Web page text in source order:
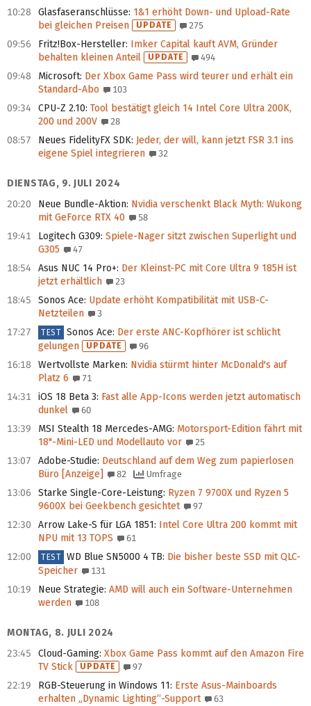
10:28 Glasfaseranschlüsse: 1&1 erhöht Down- und Upload-Rate
bei gleichen Preisen
UPDATE 275
09:56 Fritz!Box-Hersteller: Imker Capital kauft AVM, Gründer
behalten kleinen Anteil
UPDATE 494
09:48 Microsoft: Der Xbox Game Pass wird teurer und erhält ein
Standard-Abo
103
09:34 CPU-Z 2.10: Tool bestätigt gleich 14 Intel Core Ultra 200K,
200 und 200V
28
08:57 Neues FidelityFX SDK: Jeder, der will, kann jetzt FSR 3.1 ins
eigene Spiel integrieren
32
DIENSTAG, 9. JULI 2024
20:20
Neue Bundle-Aktion: Nvidia verschenkt Black Myth: Wukong
mit GeForce RTX 40
58
19:41 Logitech G309: Spiele-Nager sitzt zwischen Superlight und
G305
47
18:54 Asus NUC 14 Pro+: Der Kleinst-PC mit Core Ultra 9 185H ist
jetzt erhältlich
23
18:45 Sonos Ace: Update erhöht Kompatibilität mit USB-C-
Netzteilen
3
17:27 TEST Sonos Ace: Der erste ANC-Kopfhörer ist schlicht
gelungen
UPDATE 96
16:18 Wertvollste Marken: Nvidia stürmt hinter McDonald's auf
Platz 6
71
14:31 iOS 18 Beta 3: Fast alle App-Icons werden jetzt automatisch
dunkel
60
13:39 MSI Stealth 18 Mercedes-AMG: Motorsport-Edition fährt mit
18"-Mini-LED und Modellauto vor
25
13:07 Adobe-Studie: Deutschland auf dem Weg zum papierlosen
Büro [Anzeige]
82 Umfrage
13:06 Starke Single-Core-Leistung: Ryzen 7 9700X und Ryzen 5
9600X bei Geekbench gesichtet
97
12:30 Arrow Lake-S für LGA 1851: Intel Core Ultra 200 kommt mit
NPU mit 13 TOPS
61
12:00 TEST WD Blue SN5000 4 TB: Die bisher beste SSD mit QLC-
Speicher
131
10:19 Neue Strategie: AMD will auch ein Software-Unternehmen
werden
108
MONTAG, 8. JULI 2024
23:45
Cloud-Gaming: Xbox Game Pass kommt auf den Amazon Fire
TV Stick
UPDATE 97
22:19 RGB-Steuerung in Windows 11: Erste Asus-Mainboards
erhalten „Dynamic Lighting“-Support
63